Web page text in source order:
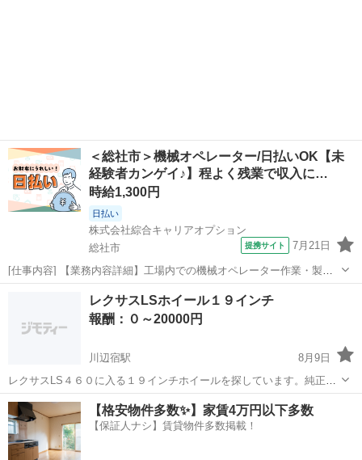
＜総社市＞機械オペレーター/日払いOK【未
経験者カンゲイ♪】程よく残業で収入に…
時給1,300円
日払い
株式会社綜合キャリアオプション
総社市
提携サイト 7月21日
[仕事内容] 【業務内容詳細】工場内での機械オペレーター作業・製品
に機械をセットし、 加工後に取り出す。 ・製品の外観検査やサイズ確
認【取扱製品情報】自動車のプロペラシャフトAss'yやトランスミッシ
ョン。 自動車の駆動能力...
工場
レクサスLSホイール１９インチ
報酬：０～20000円
川辺宿駅
8月9日
レクサスLS４６０に入る１９インチホイールを探しています。純正又
は社外は問いませんので不用な物が有れば無料か格安で譲って頂ける
方が居られましたら宜しくお願いします。場所にもよりますが引き取
りに行かせて頂きます。
岡山 倉敷市 川辺宿駅 買いたい/ください
【格安物件多数✨】家賃4万円以下多数
【保証人ナシ】賃貸物件多数掲載！